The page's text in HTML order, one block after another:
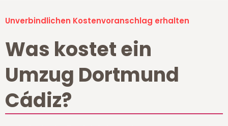
Unverbindlichen Kostenvoranschlag erhalten
Was kostet ein
Umzug Dortmund
Cádiz?